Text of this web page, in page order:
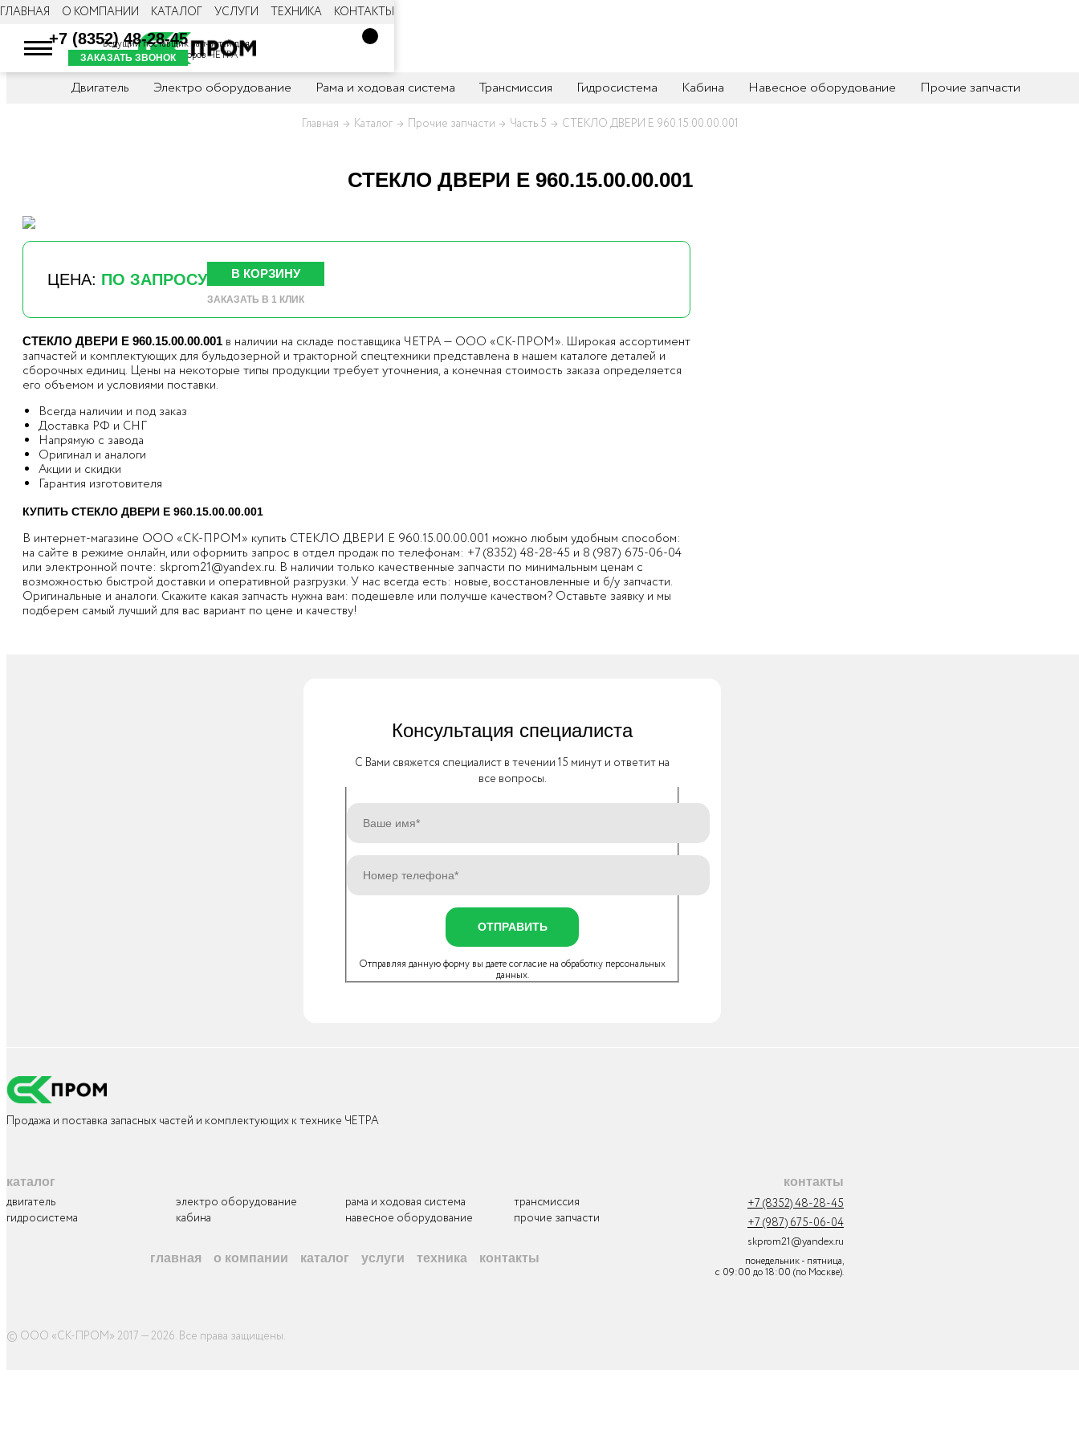
ГЛАВНАЯ О КОМПАНИИ КАТАЛОГ УСЛУГИ ТЕХНИКА КОНТАКТЫ
Ведущий поставщик запчастей для
бульдозеров и тракторов ЧЕТРА
+7 (8352) 48-28-45
ЗАКАЗАТЬ ЗВОНОК
Двигатель Электро оборудование Рама и ходовая система Трансмиссия Гидросистема Кабина Навесное оборудование Прочие запчасти
Главная Каталог Прочие запчасти Часть 5 СТЕКЛО ДВЕРИ Е 960.15.00.00.001
СТЕКЛО ДВЕРИ Е 960.15.00.00.001
ЦЕНА: ПО ЗАПРОСУ В КОРЗИНУ
ЗАКАЗАТЬ В 1 КЛИК
СТЕКЛО ДВЕРИ Е 960.15.00.00.001 в наличии на складе поставщика ЧЕТРА — ООО «СК-ПРОМ». Широкая ассортимент
запчастей и комплектующих для бульдозерной и тракторной спецтехники представлена в нашем каталоге деталей и
сборочных единиц. Цены на некоторые типы продукции требует уточнения, а конечная стоимость заказа определяется
его объемом и условиями поставки.
Всегда наличии и под заказ
Доставка РФ и СНГ
Напрямую с завода
Оригинал и аналоги
Акции и скидки
Гарантия изготовителя
КУПИТЬ СТЕКЛО ДВЕРИ Е 960.15.00.00.001
В интернет-магазине ООО «СК-ПРОМ» купить СТЕКЛО ДВЕРИ Е 960.15.00.00.001 можно любым удобным способом:
на сайте в режиме онлайн, или оформить запрос в отдел продаж по телефонам: +7 (8352) 48-28-45 и 8 (987) 675-06-04
или электронной почте: skprom21@yandex.ru. В наличии только качественные запчасти по минимальным ценам с
возможностью быстрой доставки и оперативной разгрузки. У нас всегда есть: новые, восстановленные и б/у запчасти.
Оригинальные и аналоги. Скажите какая запчасть нужна вам: подешевле или получше качеством? Оставьте заявку и мы
подберем самый лучший для вас вариант по цене и качеству!
Консультация специалиста
C Вами свяжется специалист в течении 15 минут и ответит на
все вопросы.
ОТПРАВИТЬ
Отправляя данную форму вы даете согласие на обработку персональных
данных.
Продажа и поставка запасных частей и комплектующих к технике ЧЕТРА
каталог
двигатель электро оборудование рама и ходовая система
трансмиссия
гидросистема
кабина навесное оборудование прочие запчасти
главная о компании каталог услуги техника контакты
контакты
+7 (8352) 48-28-45
+7 (987) 675-06-04
skprom21@yandex.ru
понедельник - пятница,
с 09:00 до 18:00 (по Москве).
© ООО «СК-ПРОМ» 2017 — 2026. Все права защищены.